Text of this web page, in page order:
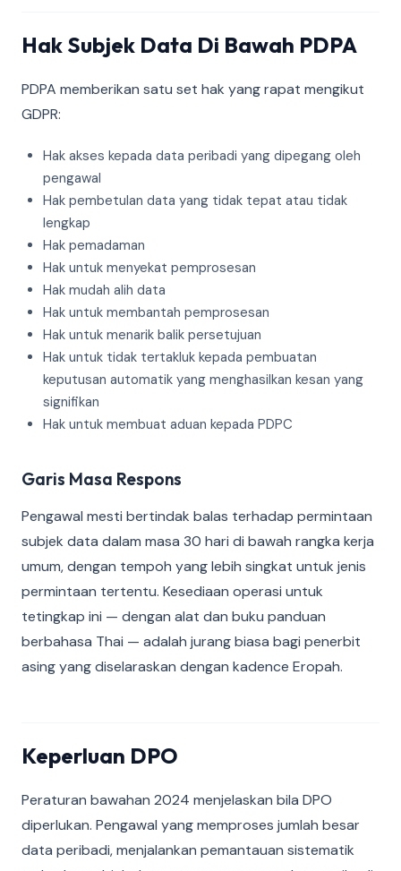
Hak Subjek Data Di Bawah PDPA
PDPA memberikan satu set hak yang rapat mengikut
GDPR:
Hak akses kepada data peribadi yang dipegang oleh
pengawal
Hak pembetulan data yang tidak tepat atau tidak
lengkap
Hak pemadaman
Hak untuk menyekat pemprosesan
Hak mudah alih data
Hak untuk membantah pemprosesan
Hak untuk menarik balik persetujuan
Hak untuk tidak tertakluk kepada pembuatan
keputusan automatik yang menghasilkan kesan yang
signifikan
Hak untuk membuat aduan kepada PDPC
Garis Masa Respons
Pengawal mesti bertindak balas terhadap permintaan
subjek data dalam masa 30 hari di bawah rangka kerja
umum, dengan tempoh yang lebih singkat untuk jenis
permintaan tertentu. Kesediaan operasi untuk
tetingkap ini — dengan alat dan buku panduan
berbahasa Thai — adalah jurang biasa bagi penerbit
asing yang diselaraskan dengan kadence Eropah.
Keperluan DPO
Peraturan bawahan 2024 menjelaskan bila DPO
diperlukan. Pengawal yang memproses jumlah besar
data peribadi, menjalankan pemantauan sistematik